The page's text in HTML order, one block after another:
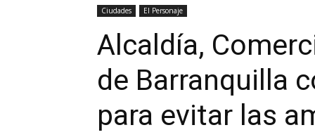
Ciudades El Personaje
Alcaldía,
de Barranquilla
para evitar las